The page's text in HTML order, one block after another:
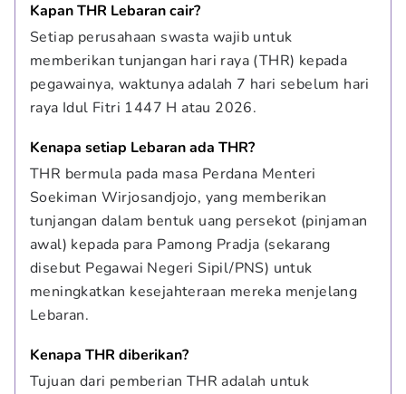
Kapan THR Lebaran cair?
Setiap perusahaan swasta wajib untuk
memberikan tunjangan hari raya (THR) kepada
pegawainya, waktunya adalah 7 hari sebelum hari
raya Idul Fitri 1447 H atau 2026.
Kenapa setiap Lebaran ada THR?
THR bermula pada masa Perdana Menteri
Soekiman Wirjosandjojo, yang memberikan
tunjangan dalam bentuk uang persekot (pinjaman
awal) kepada para Pamong Pradja (sekarang
disebut Pegawai Negeri Sipil/PNS) untuk
meningkatkan kesejahteraan mereka menjelang
Lebaran.
Kenapa THR diberikan?
Tujuan dari pemberian THR adalah untuk